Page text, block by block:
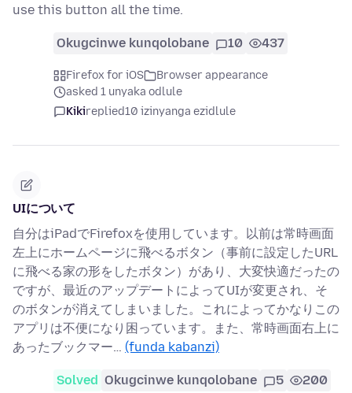
use this button all the time.
Okugcinwe kunqolobane 10 437
Firefox for iOS
Browser appearance
asked 1 unyaka odlule
Kikireplied10 izinyanga ezidlule
UIについて
自分はiPadでFirefoxを使用しています。以前は常時画面
左上にホームページに飛べるボタン（事前に設定したURL
に飛べる家の形をしたボタン）があり、大変快適だったの
ですが、最近のアップデートによってUIが変更され、そ
のボタンが消えてしまいました。これによってかなりこの
アプリは不便になり困っています。また、常時画面右上に
あったブックマー… (funda kabanzi)
Solved Okugcinwe kunqolobane 5 200